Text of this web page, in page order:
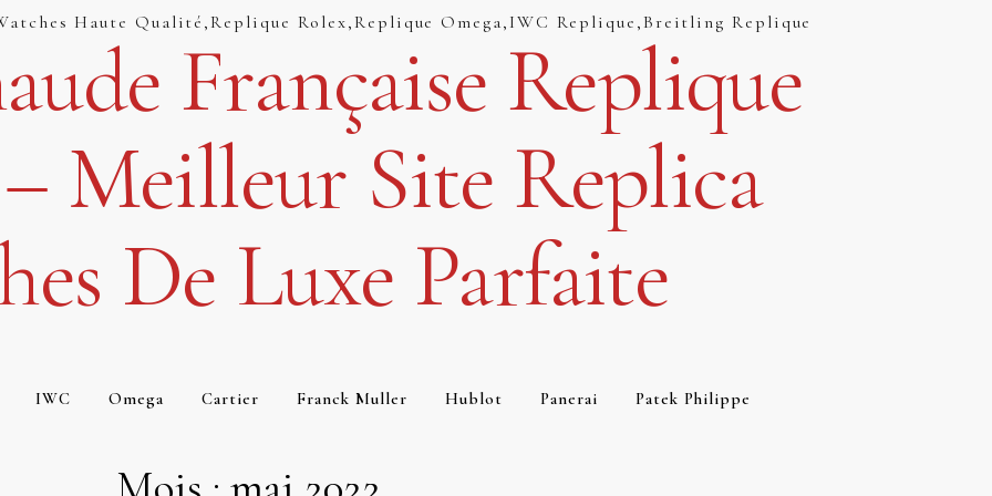
Haute Qualité,replique Rolex,replique Omega,IWC Replique,Breitling Replique
Française Replique
Meilleur Site Replica
De Luxe Parfaite
IWC Omega Cartier Franck Muller Hublot Panerai Patek Philippe